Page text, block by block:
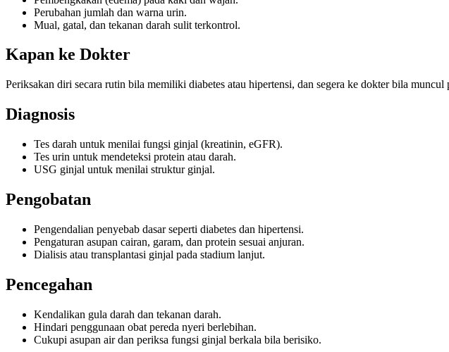
Perubahan jumlah dan warna urin.
Mual, gatal, dan tekanan darah sulit terkontrol.
Kapan ke Dokter
Periksakan diri secara rutin bila memiliki diabetes atau hipertensi, dan segera ke dokter bila
Diagnosis
Tes darah untuk menilai fungsi ginjal (kreatinin, eGFR).
Tes urin untuk mendeteksi protein atau darah.
USG ginjal untuk menilai struktur ginjal.
Pengobatan
Pengendalian penyebab dasar seperti diabetes dan hipertensi.
Pengaturan asupan cairan, garam, dan protein sesuai anjuran.
Dialisis atau transplantasi ginjal pada stadium lanjut.
Pencegahan
Kendalikan gula darah dan tekanan darah.
Hindari penggunaan obat pereda nyeri berlebihan.
Cukupi asupan air dan periksa fungsi ginjal berkala bila berisiko.